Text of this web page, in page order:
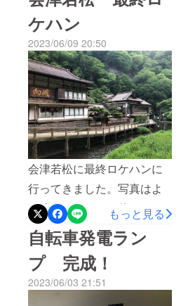
それに取り組みます。みな
様の応援をもとに今回のプ
ロジェクトは成り立ってい
るし、その重要性を毎日、
ひしひしと感じながら準備
しています。作品は、生半
可な気持ちでは作れないと
思っています。一生の時間
の内の９０分をお借りする
（頂戴する）ことになるの
で。
なのに耳の上あたりがキリ
キリキリ！と吊り上がって
るのを感じます。ただ、そ
れではいけないので気分を
変えて、この緊張感を楽し
もう！と自分に言い聞かせ
て、進んでいきます。you
will never walk alone♪
ンまで１ヶ月を切りまし
た。
ケハン
2023/06/09 20:50
会津若松に最終ロケハンに
行ってきました。写真はよ
く映画やドラマに使われる
向瀧という由緒正しい旅館
です。もちろん今回ここで
撮影するのではありません
が、打合せでお伺いしまし
もっと見る
自転車発電ラン
プ 完成！
2023/06/03 21:51